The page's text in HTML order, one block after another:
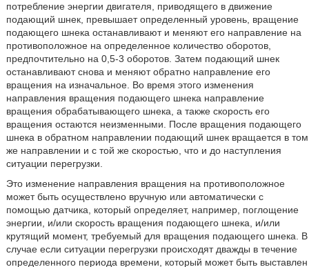
потребление энергии двигателя, приводящего в движение
подающий шнек, превышает определенный уровень, вращение
подающего шнека останавливают и меняют его направление на
противоположное на определенное количество оборотов,
предпочтительно на 0,5-3 оборотов. Затем подающий шнек
останавливают снова и меняют обратно направление его
вращения на изначальное. Во время этого изменения
направления вращения подающего шнека направление
вращения обрабатывающего шнека, а также скорость его
вращения остаются неизменными. После вращения подающего
шнека в обратном направлении подающий шнек вращается в том
же направлении и с той же скоростью, что и до наступления
ситуации перегрузки.
Это изменение направления вращения на противоположное
может быть осуществлено вручную или автоматически с
помощью датчика, который определяет, например, поглощение
энергии, и/или скорость вращения подающего шнека, и/или
крутящий момент, требуемый для вращения подающего шнека. В
случае если ситуации перегрузки происходят дважды в течение
определенного периода времени, который может быть выставлен